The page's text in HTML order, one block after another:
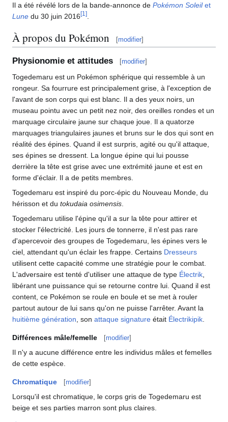
Il a été révélé lors de la bande-annonce de Pokémon Soleilet
Lune du 30 juin 2016 [1 ]
À propos du Pokémon [modifier]
Physionomie et attitudes [modifier]
Togedemaru est un Pokémon sphérique qui ressemble à un
rongeur. Sa fourrure est principalement grise, à l'exception de
l'avant de son corps qui est blanc. Il a des yeux noirs, un
museau pointu avec un petit nez noir, des oreilles rondes et un
marquage circulaire jaune sur chaque joue. Il a quatorze
marquages triangulaires jaunes et bruns sur le dos qui sont en
réalité des épines. Quand il est surpris, agité ou qu'il attaque,
ses épines se dressent. La longue épine qui lui pousse
derrière la tête est grise avec une extrémité jaune et est en
forme d'éclair. Il a de petits membres.
Togedemaru est inspiré du porc-épic du Nouveau Monde, du
hérisson et du tokudaia osimensis
Togedemaru utilise l'épine qu'il a sur la tête pour attirer et
stocker l'électricité. Les jours de tonnerre, il n'est pas rare
d'apercevoir des groupes de Togedemaru, les épines vers le
ciel, attendant qu'un éclair les frappe. Certains Dresseurs
utilisent cette capacité comme une stratégie pour le combat.
L'adversaire est tenté d'utiliser une attaque de type Électrik
libérant une puissance qui se retourne contre lui. Quand il est
content, ce Pokémon se roule en boule et se met à rouler
partout autour de lui sans qu'on ne puisse l'arrêter. Avant la
huitième génération , son attaque signature était Électrikipik
Différences mâle/femelle [modifier]
Il n'y a aucune différence entre les individus mâles et femelles
de cette espèce.
Chromatique [modifier]
Lorsqu'il est chromatique, le corps gris de Togedemaru est
beige et ses parties marron sont plus claires.